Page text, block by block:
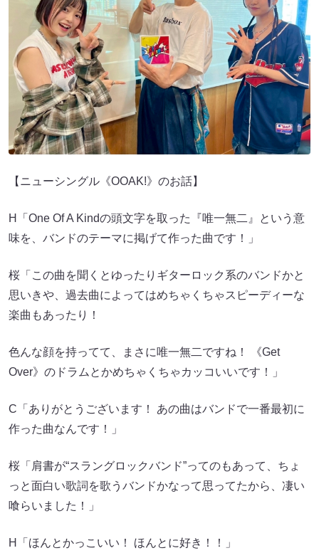
【ニューシングル《OOAK!》のお話】
H「One Of A Kindの頭文字を取った『唯一無二』という意
味を、バンドのテーマに掲げて作った曲です！」
桜「この曲を聞くとゆったりギターロック系のバンドかと
思いきや、過去曲によってはめちゃくちゃスピーディーな
楽曲もあったり！
色んな顔を持ってて、まさに唯一無二ですね！ 《Get
Over》のドラムとかめちゃくちゃカッコいいです！」
C「ありがとうございます！ あの曲はバンドで一番最初に
作った曲なんです！」
桜「肩書が“スラングロックバンド”ってのもあって、ちょ
っと面白い歌詞を歌うバンドかなって思ってたから、凄い
喰らいました！」
H「ほんとかっこいい！ ほんとに好き！！」